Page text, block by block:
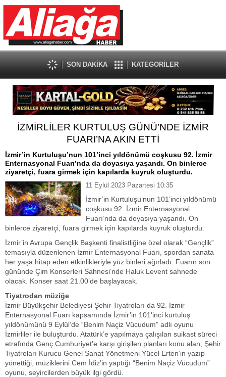
SON DAKİKA KATEGORİLER
İZMİRLİLER KURTULUŞ GÜNÜ’NDE İZMİR
FUARI’NA AKIN ETTİ
İzmir’in Kurtuluşu’nun 101’inci yıldönümü coşkusu 92. İzmir
Enternasyonal Fuarı’nda da doyasıya yaşandı. On binlerce
ziyaretçi, fuara girmek için kapılarda kuyruk oluşturdu.
11 Eylül 2023 Pazartesi 10:35
İzmir’in Kurtuluşu’nun 101’inci yıldönümü
coşkusu 92. İzmir Enternasyonal
Fuarı’nda da doyasıya yaşandı. On
binlerce ziyaretçi, fuara girmek için kapılarda kuyruk oluşturdu.
İzmir’in Avrupa Gençlik Başkenti finalistliğine özel olarak “Gençlik”
temasıyla düzenlenen İzmir Enternasyonal Fuarı, spordan sanata
her yaşa hitap eden etkinlikleriyle yüz binleri ağırladı. Fuarın son
gününde Çim Konserleri Sahnesi’nde Haluk Levent sahnede
olacak. Konser saat 21.00’de başlayacak.
Tiyatrodan müziğe
İzmir Büyükşehir Belediyesi Şehir Tiyatroları da 92. İzmir
Enternasyonal Fuarı kapsamında İzmir’in 101'inci kurtuluş
yıldönümünü 9 Eylül’de “Benim Naçiz Vücudum” adlı oyunu
İzmirliler ile buluşturdu. Atatürk’e yapılmaya çalışılan suikast süreci
etrafında Genç Cumhuriyet’e karşı girişilen planları konu alan, Şehir
Tiyatroları Kurucu Genel Sanat Yönetmeni Yücel Erten’in yazıp
yönettiği, müziklerini Cem İdiz’in yaptığı “Benim Naçiz Vücudum”
oyunu, seyircilerden büyük ilgi gördü.